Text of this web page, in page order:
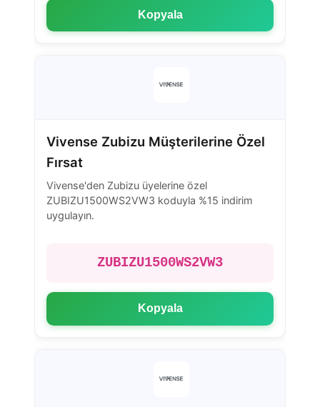
Kopyala
Vivense Zubizu Müşterilerine Özel
Fırsat
Vivense'den Zubizu üyelerine özel
ZUBIZU1500WS2VW3 koduyla %15 indirim
uygulayın.
ZUBIZU1500WS2VW3
Kopyala